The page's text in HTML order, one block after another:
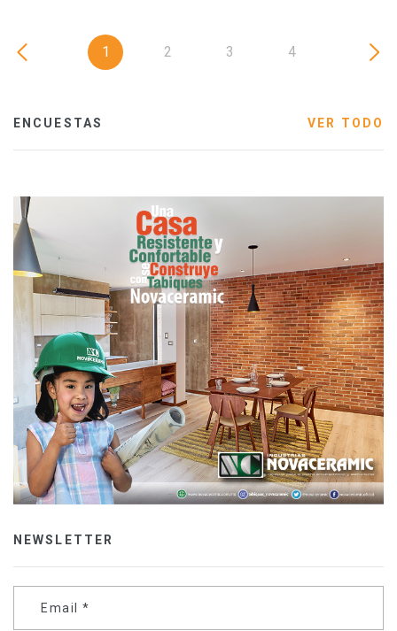
1 2 3 4
ENCUESTAS VER TODO
NEWSLETTER
Email *